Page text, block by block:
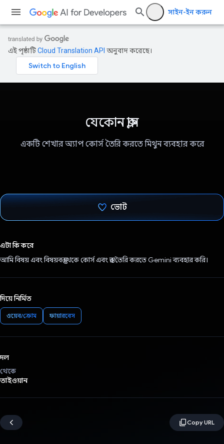
সাইন-ইন করুন
এই পৃষ্ঠাটিCloud Translation API অনুবাদ করেছে।
যেকোন ক্লাস
একটি শেখার অ্যাপ কোর্স তৈরি করতে মিথুন ব্যবহার করে
ভোট
এটা কি করে
আমি বিষয় এবং বিষয়বস্তু থেকে কোর্স এবং স্তর তৈরি করতে Gemini ব্যবহার করি।
দিয়ে নির্মিত
ওয়েব/ক্রোম ফায়ারবেস
দল
থেকে
তাইওয়ান